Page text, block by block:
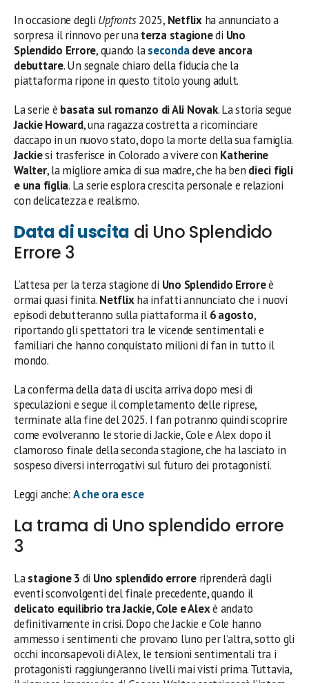
In occasione degli Upfronts2025, Netflixha annunciato a
sorpresa il rinnovo per unaterza stagionedi Uno
Splendido Errore, quando lasecondadeve ancora
debuttare. Un segnale chiaro della fiducia che la
piattaforma ripone in questo titolo young adult.
La serie è basata sul romanzo di Ali Novak. La storia segue
Jackie Howard, una ragazza costretta a ricominciare
daccapo in un nuovo stato, dopo la morte della sua famiglia.
Jackiesi trasferisce in Colorado a vivere con Katherine
Walter, la migliore amica di sua madre, che ha ben dieci figli
e una figlia. La serie esplora crescita personale e relazioni
con delicatezza e realismo.
Data di uscita di Uno Splendido
Errore 3
L’attesa per la terza stagione di Uno Splendido Erroreè
ormai quasi finita.Netflixha infatti annunciato che i nuovi
episodi debutteranno sulla piattaforma il 6 agosto,
riportando gli spettatori tra le vicende sentimentali e
familiari che hanno conquistato milioni di fan in tutto il
mondo.
La conferma della data di uscita arriva dopo mesi di
speculazioni e segue il completamento delle riprese,
terminate alla fine del 2025. I fan potranno quindi scoprire
come evolveranno le storie di Jackie, Cole e Alex dopo il
clamoroso finale della seconda stagione, che ha lasciato in
sospeso diversi interrogativi sul futuro dei protagonisti.
Leggi anche: A che ora esce
La trama di Uno splendido errore
3
Lastagione 3 di Uno splendido erroreriprenderà dagli
eventi sconvolgenti del finale precedente, quando il
delicato equilibrio tra Jackie, Cole e Alexè andato
definitivamente in crisi. Dopo che Jackie e Cole hanno
ammesso i sentimenti che provano l’uno per l’altra, sotto gli
occhi inconsapevoli di Alex, le tensioni sentimentali tra i
protagonisti raggiungeranno livelli mai visti prima. Tuttavia,